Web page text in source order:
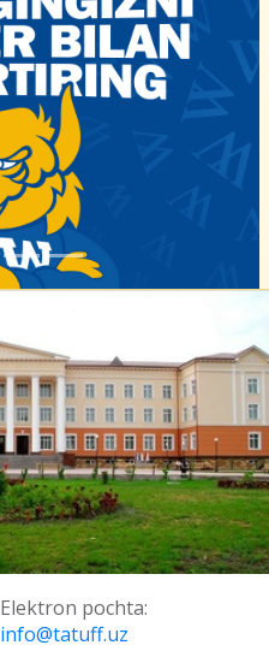
Elektron pochta:
info@tatuff.uz